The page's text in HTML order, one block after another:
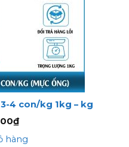
4 con/kg 1kg – kg
₫
hàng